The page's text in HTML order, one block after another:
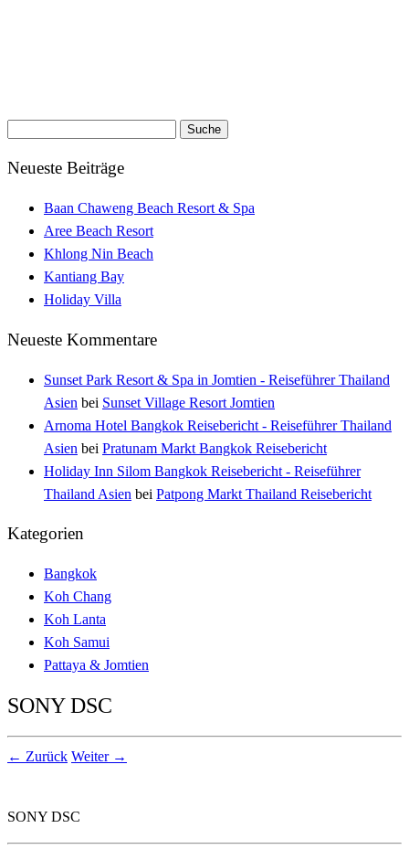
Neueste Beiträge
Baan Chaweng Beach Resort & Spa
Aree Beach Resort
Khlong Nin Beach
Kantiang Bay
Holiday Villa
Neueste Kommentare
Sunset Park Resort & Spa in Jomtien - Reiseführer Thailand
Asien bei Sunset Village Resort Jomtien
Arnoma Hotel Bangkok Reisebericht - Reiseführer Thailand
Asien bei Pratunam Markt Bangkok Reisebericht
Holiday Inn Silom Bangkok Reisebericht - Reiseführer
Thailand Asien bei Patpong Markt Thailand Reisebericht
Kategorien
Bangkok
Koh Chang
Koh Lanta
Koh Samui
Pattaya & Jomtien
SONY DSC
← Zurück Weiter →
SONY DSC